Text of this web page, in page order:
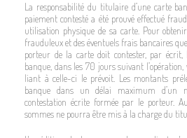
La responsabilité du titulaire d’une carte
paiement contesté a été prouvé effectué
utilisation physique de sa carte. Pour
frauduleux et des éventuels frais bancaires
porteur de la carte doit contester, par écrit,
banque, dans les 70 jours suivant
liant à celle-ci le prévoit. Les montants
banque dans un délai maximum d’un
contestation écrite formée par le porteur.
sommes ne pourra être mis à la charge du